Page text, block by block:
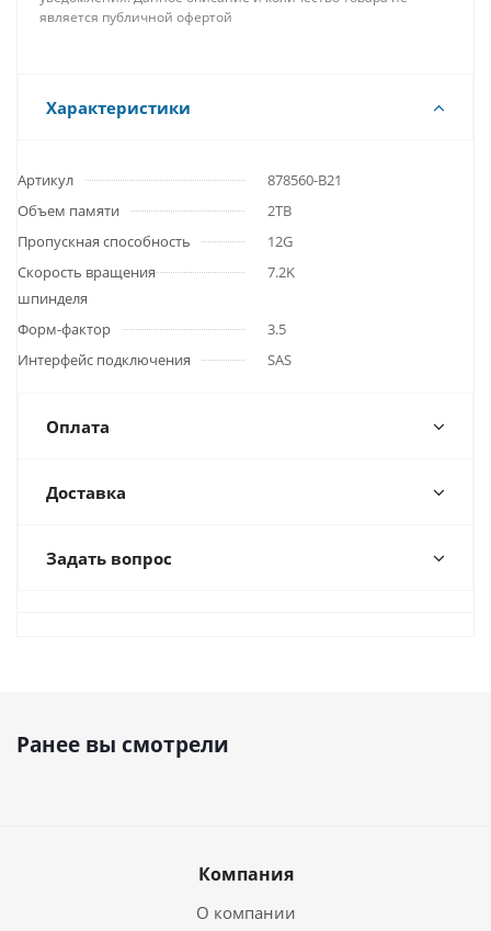
является публичной офертой
Характеристики
Артикул
878560-B21
Объем памяти
2TB
Пропускная способность
12G
Скорость вращения
шпинделя
7.2K
Форм-фактор
3.5
Интерфейс подключения
SAS
Оплата
Доставка
Задать вопрос
Ранее вы смотрели
Компания
О компании